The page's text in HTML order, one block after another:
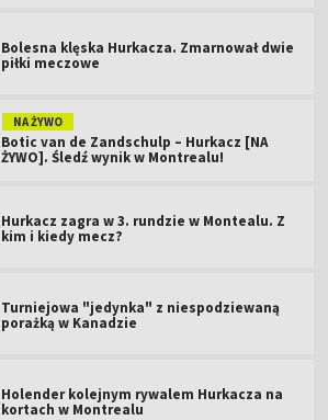
Bolesna klęska Hurkacza. Zmarnował dwie
piłki meczowe
NA ŻYWO
Botic van de Zandschulp – Hurkacz [NA
ŻYWO]. Śledź wynik w Montrealu!
Hurkacz zagra w 3. rundzie w Montealu. Z
kim i kiedy mecz?
Turniejowa "jedynka" z niespodziewaną
porażką w Kanadzie
Holender kolejnym rywalem Hurkacza na
kortach w Montrealu